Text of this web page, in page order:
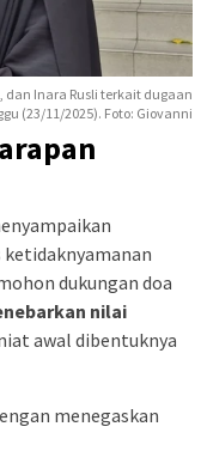
Inara Rusli terkait dugaan
(23/11/2025). Foto: Giovanni
ketidaknyamanan
dukungan doa
nilai
awal dibentuknya
menegaskan